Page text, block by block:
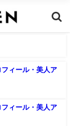
ィール・美人ア
ィール・美人ア